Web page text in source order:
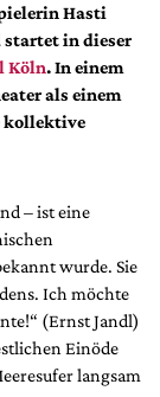
Hasti
in dieser
Köln. In einem
als einem
kollektive
– ist eine
wurde. Sie
Ich möchte
(Ernst Jandl)
Einöde
langsam